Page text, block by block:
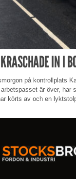
IN I
på kontrollplats
är över,
körts av och en